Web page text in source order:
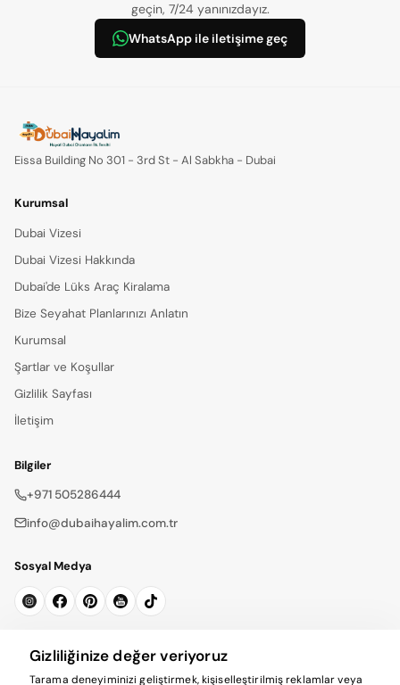
geçin, 7/24 yanınızdayız.
WhatsApp ile iletişime geç
Eissa Building No 301 - 3rd St - Al Sabkha - Dubai
Kurumsal
Dubai Vizesi
Dubai Vizesi Hakkında
Dubai'de Lüks Araç Kiralama
Bize Seyahat Planlarınızı Anlatın
Kurumsal
Şartlar ve Koşullar
Gizlilik Sayfası
İletişim
Bilgiler
+971 505286444
info@dubaihayalim.com.tr
Sosyal Medya
Gizliliğinize değer veriyoruz
Tarama deneyiminizi geliştirmek, kişiselleştirilmiş reklamlar veya